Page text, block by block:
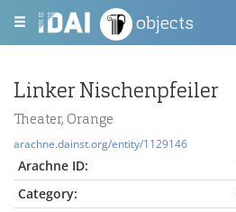
objects
Linker Nischenpfeiler
Theater, Orange
arachne.dainst.org/entity/1129146
Arachne ID:
Category: